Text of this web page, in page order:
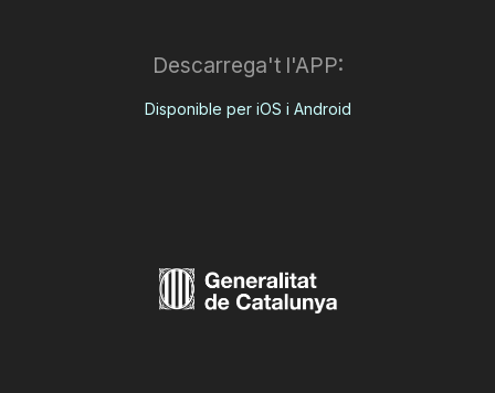
Descarrega't l'APP:
Disponible per iOS i Android